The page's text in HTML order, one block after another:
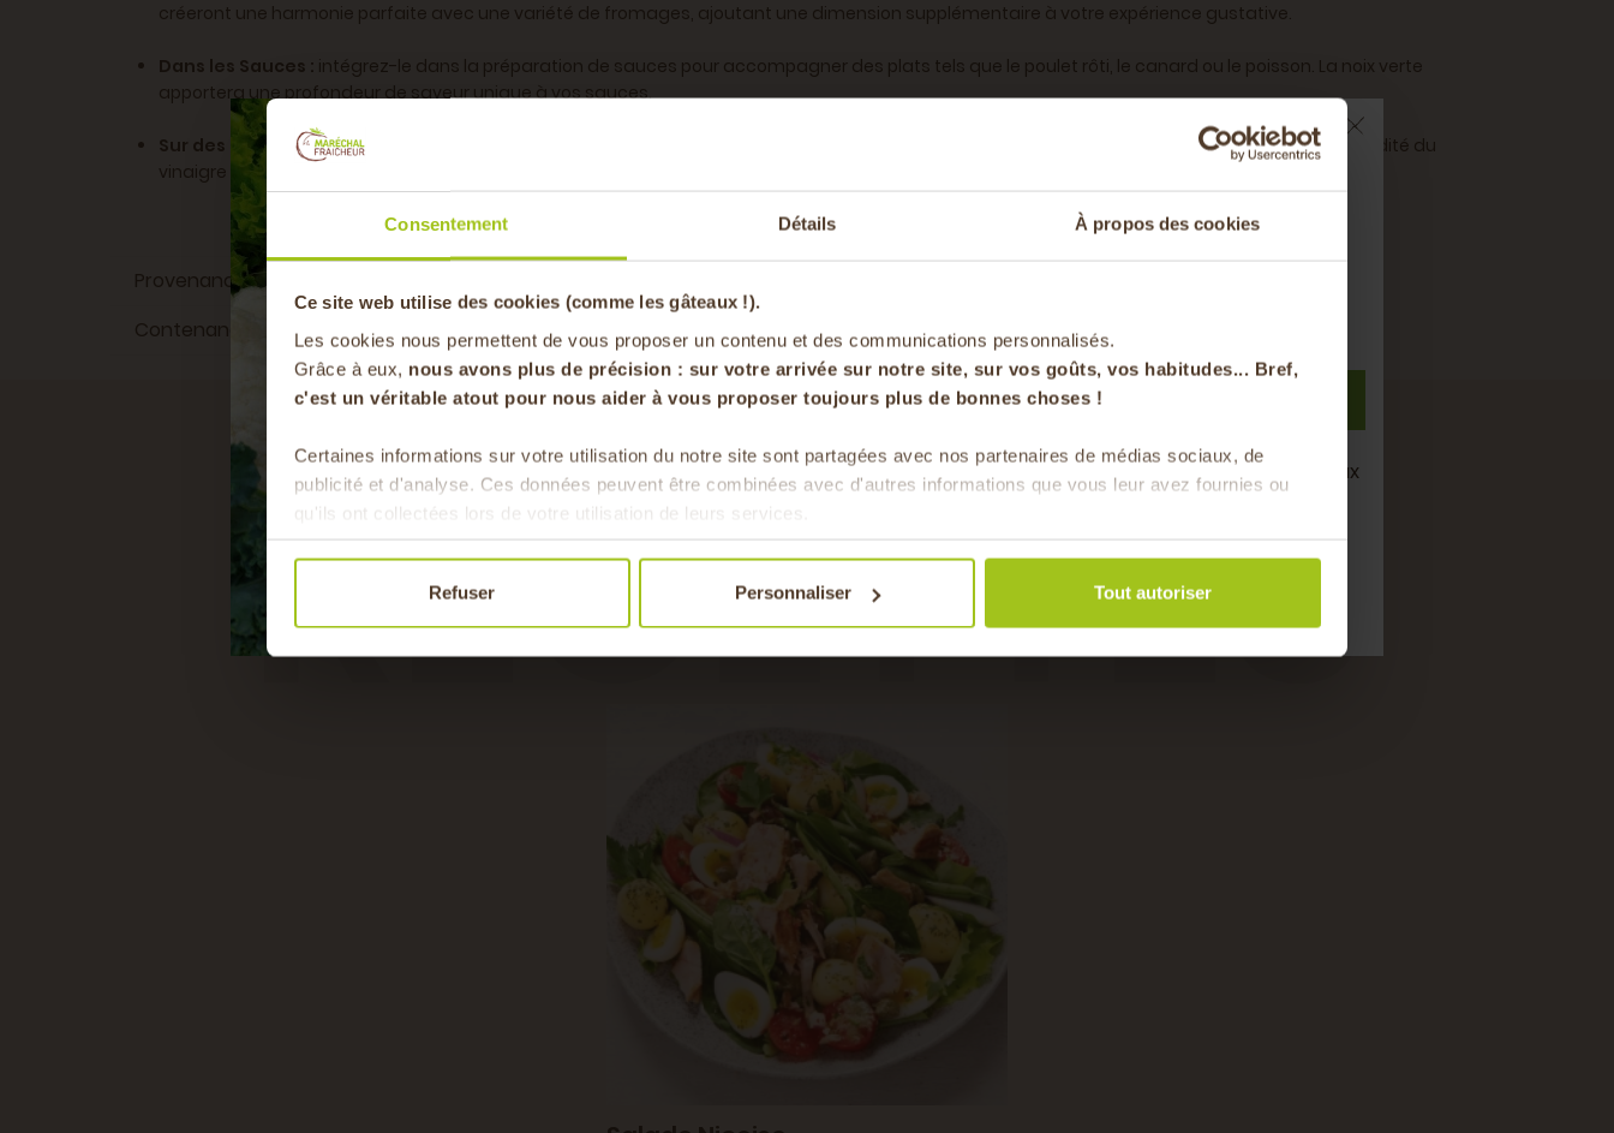
Consentement Détails À propos des cookies
Ce site web utilise des cookies (comme les gâteaux !).
Les cookies nous permettent de vous proposer un contenu et des communications personnalisés.
Grâce à eux, nous avons plus de précision : sur votre arrivée sur notre site, sur vos goûts, vos habitudes... Bref,
c'est un véritable atout pour nous aider à vous proposer toujours plus de bonnes choses !
Certaines informations sur votre utilisation du notre site sont partagées avec nos partenaires de médias sociaux, de
publicité et d'analyse. Ces données peuvent être combinées avec d'autres informations que vous leur avez fournies ou
qu'ils ont collectées lors de votre utilisation de leurs services.
Refuser Personnaliser Tout autoriser
créeront une harmonie parfaite avec une variété de fromages, ajoutant une dimension supplémentaire à votre expérience gustative.
Dans les Sauces : intégrez-le dans la préparation de sauces pour accompagner des plats tels que le poulet rôti, le canard ou le poisson. La noix verte
apportera une profondeur de saveur unique à vos sauces.
Sur des fruits frais :testez le vinaigre de vin à la noix en le versant sur des fruits frais, comme des fraises ou des figues. La combinaison de l'acidité du
vinaigre et de la douceur des fruits crée un contraste délicieux.
Provenance du produit
Contenance
50 CL
RECETTES
avec cet ingrédient
-20% offerts sur votre
panier
en vous inscrivant à notre newsletter
Pour faire le plein chaque semaine de bons produits locaux
& de saison !